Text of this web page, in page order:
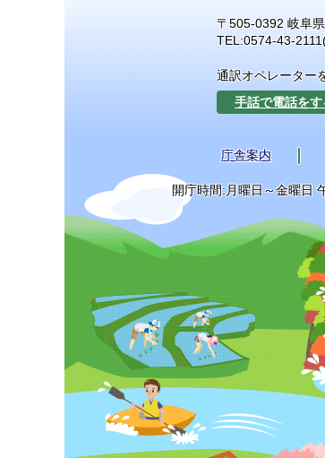
〒505-0392 岐阜
TEL:0574-43-2111
通訳オペレーター
手話で電話をす
庁舎案内
開庁時間:月曜日～金曜日